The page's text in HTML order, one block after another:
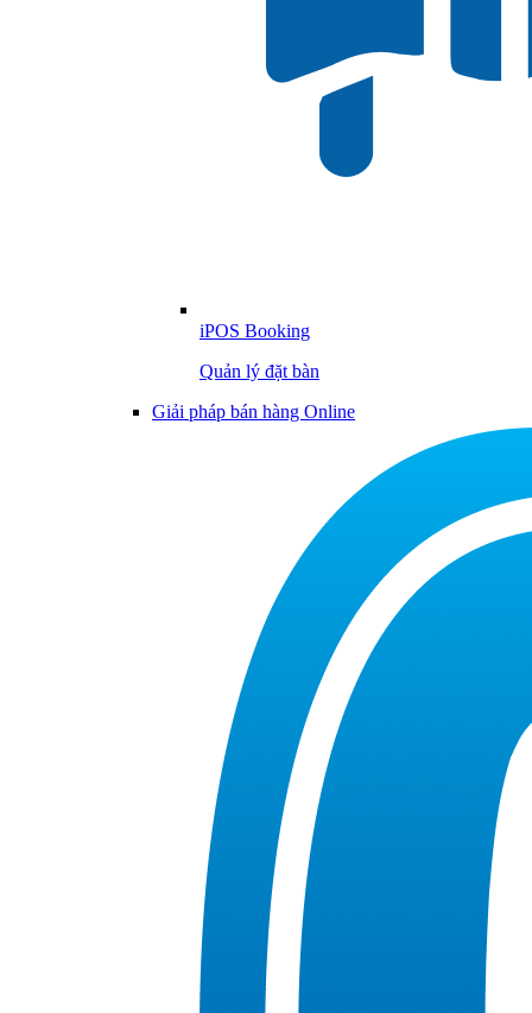
iPOS Booking
Quản lý đặt bàn
Giải pháp bán hàng Online